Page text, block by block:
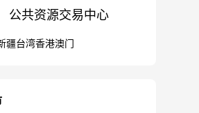
公共资源交易中心
疆台湾香港澳门